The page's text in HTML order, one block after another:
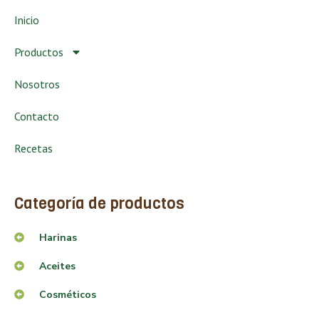
Inicio
Productos
Nosotros
Contacto
Recetas
Categoría de productos
Harinas
Aceites
Cosméticos